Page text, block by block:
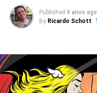
Published 9 anos ago
By Ricardo Schott